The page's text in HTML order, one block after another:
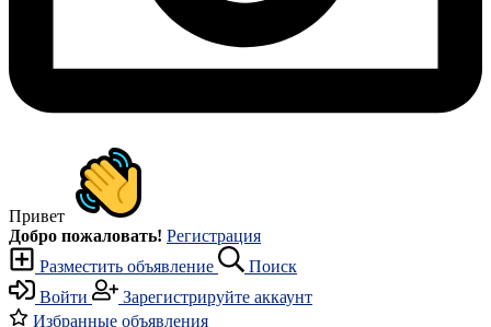
Привет
Добро пожаловать! Регистрация
Разместить объявление
Поиск
Войти
Зарегистрируйте аккаунт
Избранные объявления